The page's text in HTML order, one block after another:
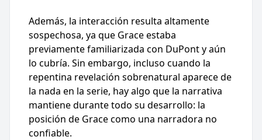
Además, la interacción resulta altamente
sospechosa, ya que Grace estaba
previamente familiarizada con DuPont y aún
lo cubría. Sin embargo, incluso cuando la
repentina revelación sobrenatural aparece de
la nada en la serie, hay algo que la narrativa
mantiene durante todo su desarrollo: la
posición de Grace como una narradora no
confiable.